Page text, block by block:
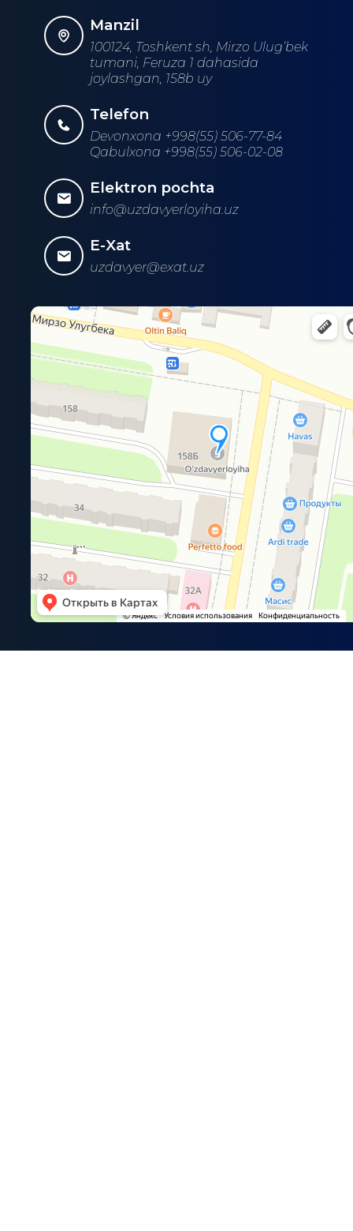
Manzil
100124, Toshkent sh, Mirzo Ulug‘bek
tumani, Feruza 1 dahasida
joylashgan, 158b uy
Telefon
Devonxona +998(55) 506-77-84
Qabulxona +998(55) 506-02-08
Elektron pochta
info@uzdavyerloyiha.uz
E-Xat
uzdavyer@exat.uz